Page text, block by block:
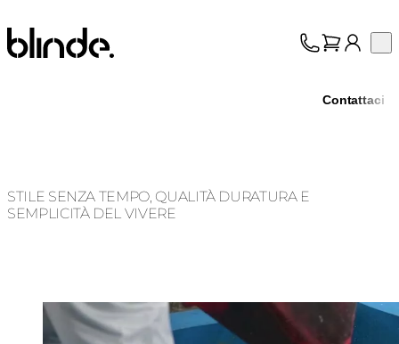
Blinde Design
Contattaci
STILE SENZA TEMPO, QUALITÀ DURATURA E
SEMPLICITÀ DEL VIVERE
Loading image...